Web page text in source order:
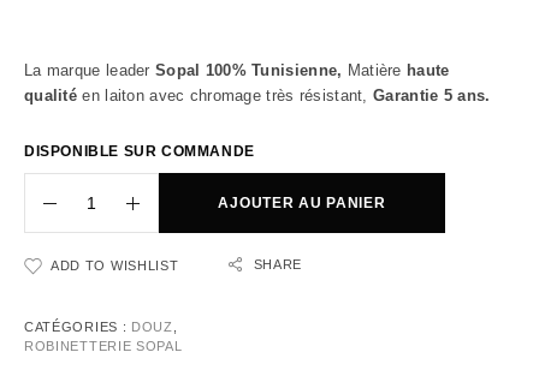
La marque leader Sopal 100% Tunisienne, Matière haute
qualité en laiton avec chromage très résistant,Garantie 5 ans.
DISPONIBLE SUR COMMANDE
AJOUTER AU PANIER
ADD TO WISHLIST SHARE
CATÉGORIES : DOUZ
ROBINETTERIE SOPAL